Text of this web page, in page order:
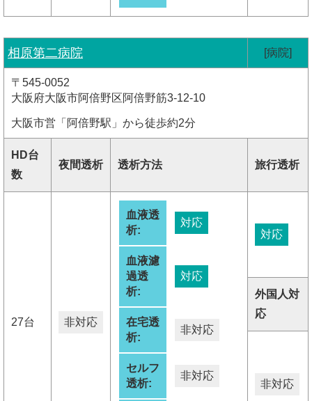
相原第二病院 [病院]
〒545-0052
大阪府大阪市阿倍野区阿倍野筋3-12-10
大阪市営「阿倍野駅」から徒歩約2分
HD台
数
夜間透析 透析方法 旅行透析
27台 非対応
血液透
析:
対応
血液濾
過透
析:
対応
在宅透
析:
非対応
セルフ
透析:
非対応
対応
外国人対
応
非対応